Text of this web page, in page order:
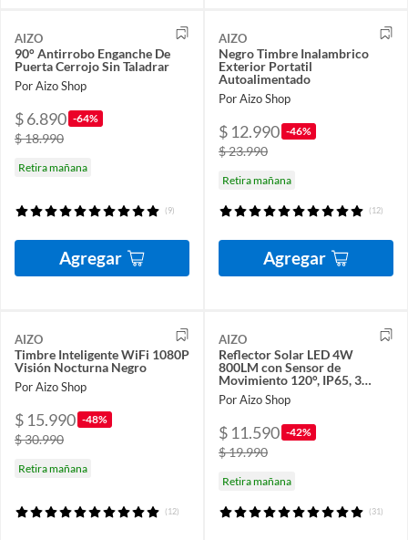
AIZO
90° Antirrobo Enganche De
Puerta Cerrojo Sin Taladrar
Por Aizo Shop
$ 6.890 -64%
$ 18.990
Retira mañana
(9)
Agregar
AIZO
Negro Timbre Inalambrico
Exterior Portatil
Autoalimentado
Por Aizo Shop
$ 12.990 -46%
$ 23.990
Retira mañana
(12)
Agregar
AIZO
Timbre Inteligente WiFi 1080P
Visión Nocturna Negro
Por Aizo Shop
$ 15.990 -48%
$ 30.990
Retira mañana
(12)
AIZO
Reflector Solar LED 4W
800LM con Sensor de
Movimiento 120°, IP65, 3
Modos de Luz, para Exterior
Por Aizo Shop
$ 11.590 -42%
$ 19.990
Retira mañana
(31)